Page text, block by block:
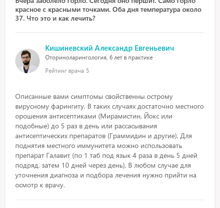
красное с красными точками. Оба дня температура около
37. Что это и как лечить?
Кишиневский Александр Евгеньевич
Оториноларингология, 6 лет в практике
Рейтинг врача 5
Описанные вами симптомы свойственны острому
вирусному фарингиту. В таких случаях достаточно местного
орошения антисептиками (Мирамистин, Йокс или
подобные) до 5 раз в день или рассасывания
антисептических препаратов (Граммидин и другие). Для
поднятия местного иммунитета можно использовать
препарат Галавит (по 1 таб под язык 4 раза в день 5 дней
подряд, затем 10 дней через день). В любом случае для
уточнения диагноза и подбора лечения нужно прийти на
осмотр к врачу.